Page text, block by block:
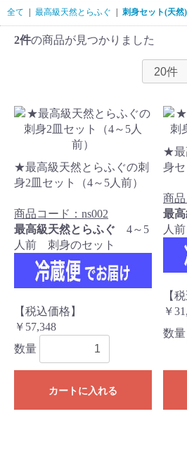
全て 最高級天然とらふぐ 刺身セット(天然)
2件の商品が見つかりました
★最高級天然とらふぐの刺
身2皿セット（4～5人前）
商品コード：ns002
最高級天然とらふぐ 4～5
人前 刺身のセット
【税込価格】
￥57,348
数量
カートに入れる
★最
身セ
商品
最
人
【
￥
数量